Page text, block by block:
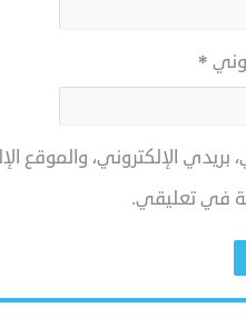
*
الإلكتروني، والموقع
في تعليقي.